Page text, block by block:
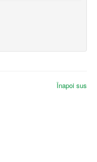
Înapoi sus